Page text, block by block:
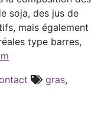
soja, des jus de
mais également
type barres,
gras,